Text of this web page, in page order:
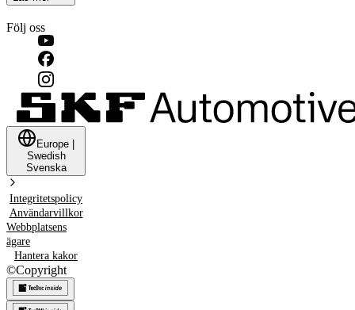
Följ oss
Europe
Swedish
Svenska
Integritetspolicy
Användarvillkor
Webbplatsens
ägare
Hantera kakor
©Copyright